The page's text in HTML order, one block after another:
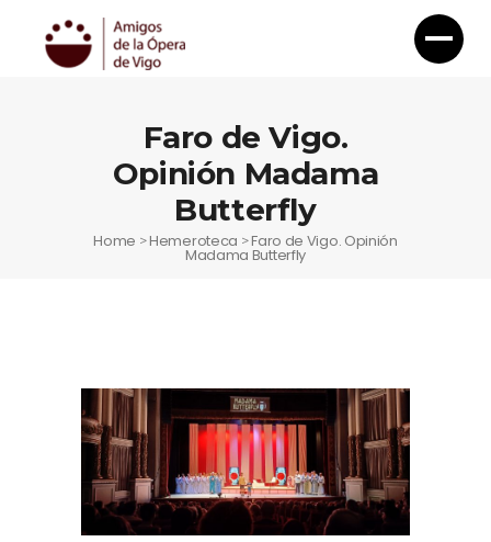
Faro de Vigo.
Opinión Madama
Butterfly
Home >Hemeroteca >Faro de Vigo. Opinión
Madama Butterfly